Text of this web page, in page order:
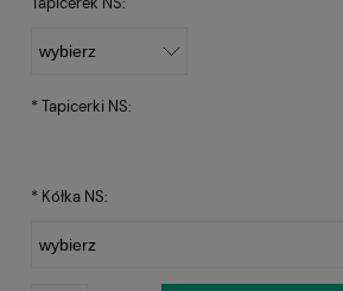
*Tapicerki NS:
* Kółka NS: